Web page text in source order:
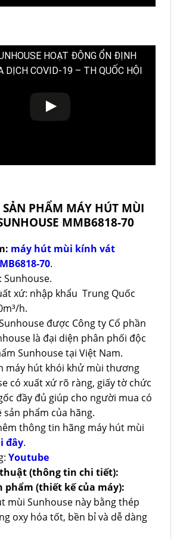
HOẠT ĐỘNG ỔN ĐỊNH
DỊCH COVID-19 – TH QUỐC HỘI
SẢN PHẨM MÁY HÚT MÙI
MMB6818-70
máy hút mùi kính vát
70.
Sunhouse.
xứ: nhập khẩu Trung Quốc
h.
được Công ty Cổ phần
là đại diện phân phối độc
Sunhouse tại Việt Nam.
máy hút khói khử mùi thương
có xuất xứ rõ ràng, giấy tờ chức
đầy đủ giúp cho người mua có
sản phẩm của hãng.
thông tin hãng máy hút mùi
đây.
Youtube
(thông tin chi tiết):
phẩm (thiết kế của máy):
mùi Sunhouse này bằng thép
oxy hóa tốt, bền bỉ và dễ dàng